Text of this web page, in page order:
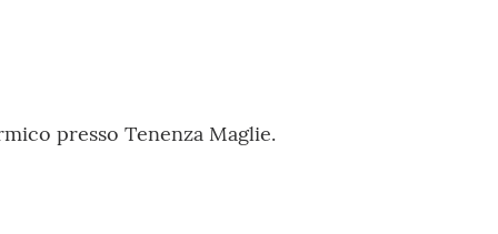
presso Tenenza Maglie.